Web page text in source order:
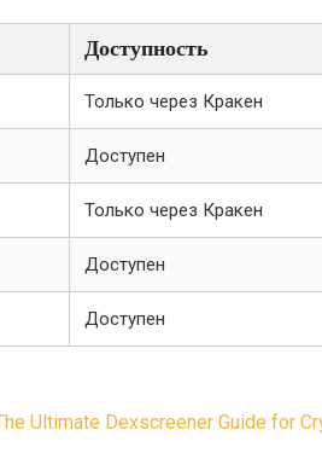
Доступность
Только через Кракен
Доступен
Только через Кракен
Доступен
Доступен
Ultimate Dexscreener Guide for